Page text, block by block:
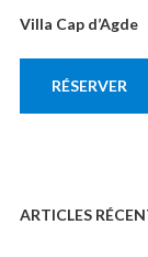
Villa Cap d’Agde
RÉSERVER
ARTICLES